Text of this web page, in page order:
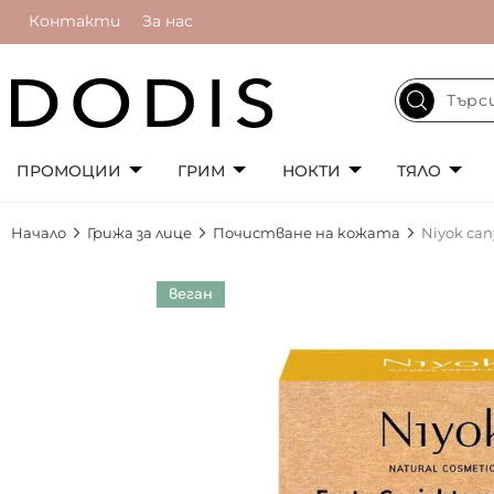
Контакти За нас
ПРОМОЦИИ ГРИМ НОКТИ ТЯЛО
Начало Грижа за лице Почистване на кожата Niyok
веган